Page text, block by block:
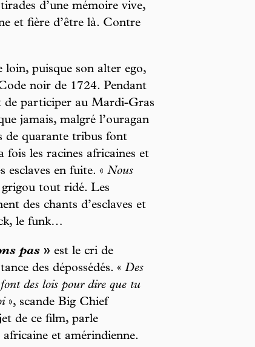
d’une mémoire vive,
et fière d’être là. Contre
loin, puisque son alter ego,
noir de 1724. Pendant
de participer au Mardi-Gras
jamais, malgré l’ouragan
de quarante tribus font
les racines africaines et
esclaves en fuite. « Nous
grigou tout ridé. Les
des chants d’esclaves et
le funk…
pas » est le cri de
des dépossédés. « Des
des lois pour dire que tu
», scande Big Chief
de ce film, parle
africaine et amérindienne.